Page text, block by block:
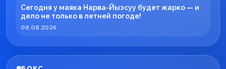
Сегодня у маяка Нарва-Йыэсуу будет жарко — и
дело не только в летней погоде!
08.08.2026